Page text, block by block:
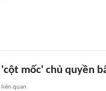
mốc' chủ quyền
liên quan